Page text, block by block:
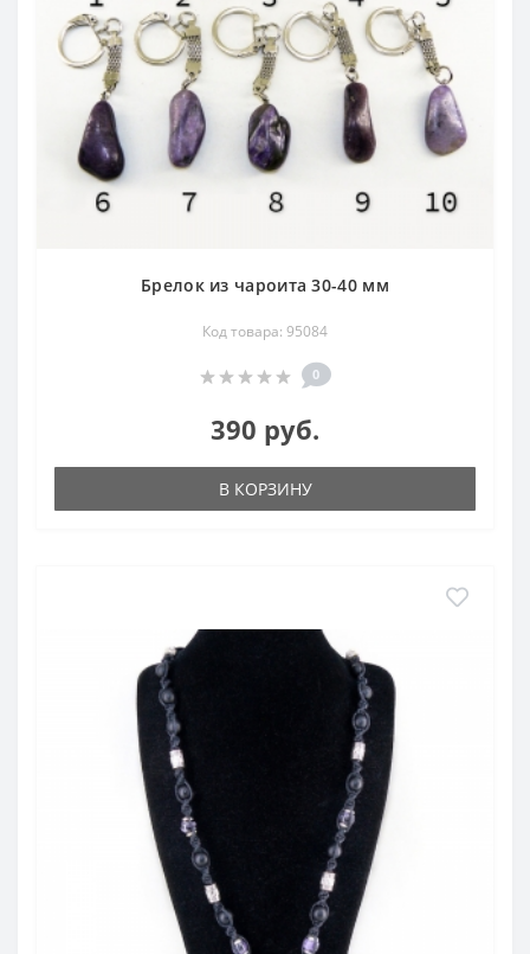
Брелок из чароита 30-40 мм
Код товара: 95084
0
390 руб.
В КОРЗИНУ